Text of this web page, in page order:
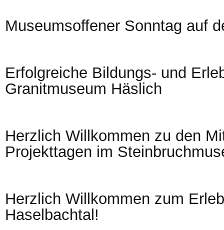
Museumsoffener Sonntag auf
Erfolgreiche Bildungs- und
Granitmuseum Häslich
Herzlich Willkommen zu den
Projekttagen im
Herzlich Willkommen zum
Haselbachtal!